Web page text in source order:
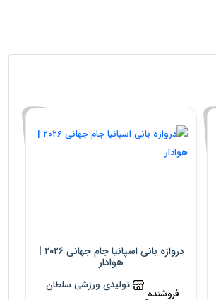
دروازه بانی اسپانیا جام جهانی ۲۰۲۶ |
هوادار
فروشنده
تولیدی ورزشی سلطان